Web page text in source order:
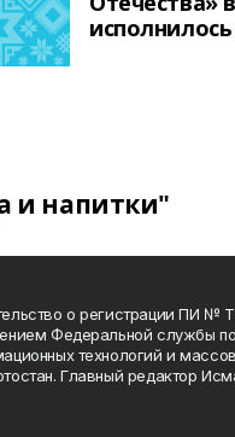
и напитки"
о регистрации ПИ №
Федеральной службы
технологий и
Главный редактор